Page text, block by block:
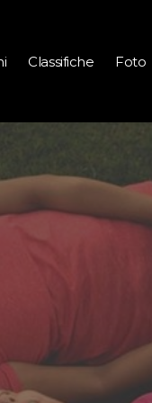
Classifiche Foto